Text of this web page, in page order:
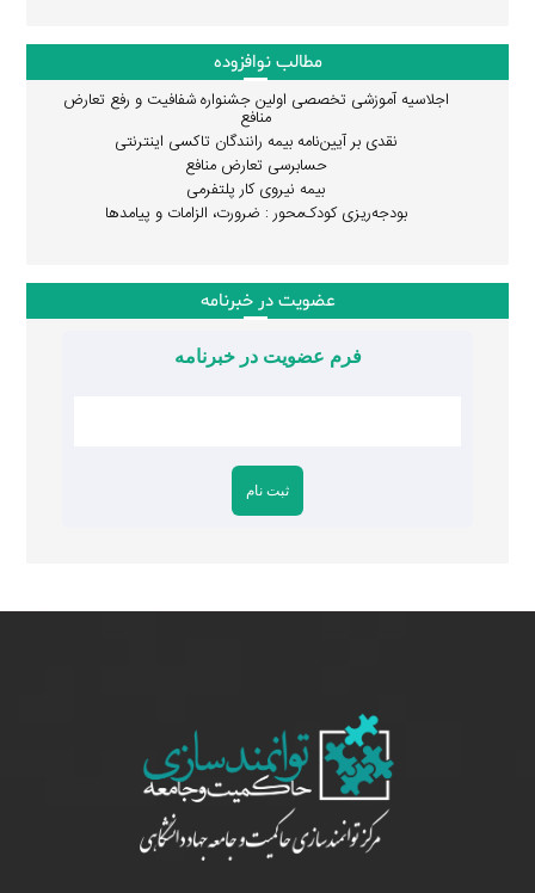
مطالب نوافزوده
اجلاسیه آموزشی تخصصی اولین جشنواره شفافیت و رفع تعارض
منافع
نقدی بر آیین‌نامه بیمه رانندگان تاکسی اینترنتی
حسابرسی تعارض منافع
بیمه نیروی کار پلتفرمی
بودجه‌ریزی کودک‌محور : ضرورت، الزامات و پیامدها
عضویت در خبرنامه
فرم عضویت در خبرنامه